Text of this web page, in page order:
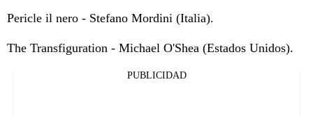
Pericle il nero - Stefano Mordini (Italia).
The Transfiguration - Michael O'Shea (Estados Unidos).
PUBLICIDAD